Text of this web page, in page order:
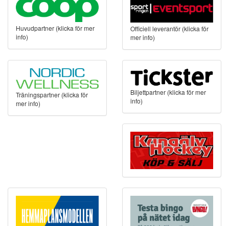
Huvudpartner (klicka för mer
info)
Officiell leverantör (klicka för
mer info)
Träningspartner (klicka för
mer info)
Biljettpartner (klicka för mer
info)